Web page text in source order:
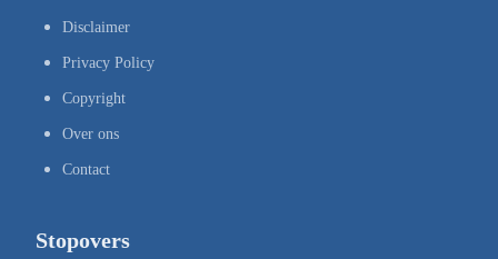
Disclaimer
Privacy Policy
Copyright
Over ons
Contact
Stopovers